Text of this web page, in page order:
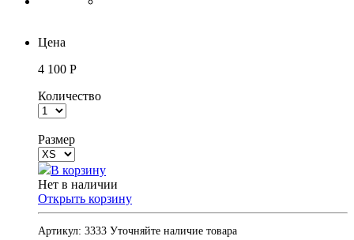
Цена
4 100 Р
Количество
Размер
В корзину
Нет в наличии
Открыть корзину
Артикул: 3333 Уточняйте наличие товара